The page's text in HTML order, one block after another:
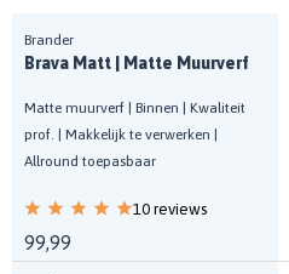
Brander
Brava Matt | Matte Muurverf
Matte muurverf | Binnen | Kwaliteit
prof. | Makkelijk te verwerken |
Allround toepasbaar
10 reviews
99,99